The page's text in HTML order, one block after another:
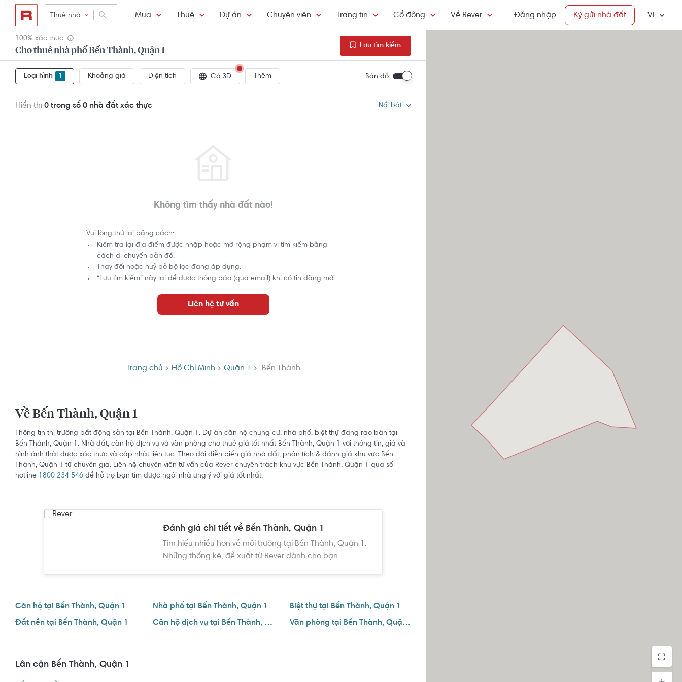
Thuê nhà Mua Thuê Dự án Chuyên viên Trang tin Cổ đông Về Rever Đăng nhập Ký gửi nhà đất VI
100% xác thực
Cho thuê nhà phố Bến Thành, Quận 1
Lưu tìm kiếm
Loại hình Khoảng giá Diện tích Có 3D Thêm Bản đồ
Hiển thị 0 trong số 0 nhà đất xác thực Nổi bật
Không tìm thấy nhà đất nào!
Vui lòng thử lại bằng cách:
Kiểm tra lại địa điểm được nhập hoặc mở rộng phạm vi tìm kiếm bằng
cách di chuyển bản đồ.
Thay đổi hoặc huỷ bỏ bộ lọc đang áp dụng.
“Lưu tìm kiếm” này lại để được thông báo (qua email) khi có tin đăng mới.
Liên hệ tư vấn
Trang chủ Hồ Chí Minh Quận 1 Bến Thành
Về Bến Thành, Quận 1
Thông tin thị trường bất động sản tại Bến Thành, Quận 1. Dự án căn hộ chung cư, nhà phố, biệt thự đang rao bán tại
Bến Thành, Quận 1. Nhà đất, căn hộ dịch vụ và văn phòng cho thuê giá tốt nhất Bến Thành, Quận 1 với thông tin, giá và
hình ảnh thật được xác thực và cập nhật liên tục. Theo dõi diễn biến giá nhà đất, phân tích & đánh giá khu vực Bến
Thành, Quận 1 từ chuyên gia. Liên hệ chuyên viên tư vấn của Rever chuyên trách khu vực Bến Thành, Quận 1 qua số
hotline 1800 234 546 để hỗ trợ bạn tìm được ngôi nhà ưng ý với giá tốt nhất.
Đánh giá chi tiết về Bến Thành, Quận 1
Tìm hiểu nhiều hơn về môi trường tại Bến Thành, Quận 1.
Những thống kê, đề xuất từ Rever dành cho bạn.
Căn hộ tại Bến Thành, Quận 1 Nhà phố tại Bến Thành, Quận 1
Biệt thự tại Bến Thành, Quận 1
Đất nền tại Bến Thành, Quận 1
Căn hộ dịch vụ tại Bến Thành, Quận 1 Văn phòng tại Bến Thành, Quận 1
Lân cận Bến Thành, Quận 1